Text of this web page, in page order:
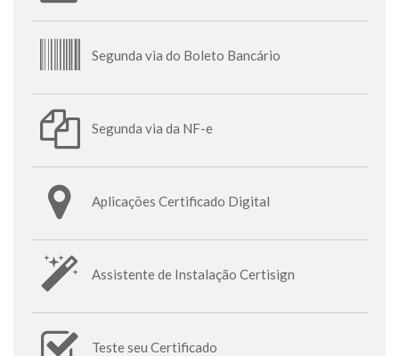
Segunda via do Boleto Bancário
Segunda via da NF-e
Aplicações Certificado Digital
Assistente de Instalação Certisign
Teste seu Certificado